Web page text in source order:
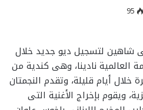
95
شاهين لتسجيل ديو جديد خلال
العالمية نادينا، وهى كندية من
خلال أيام قليلة، وتقدم النجمتان
ويقوم بإخراج الأغنية التى